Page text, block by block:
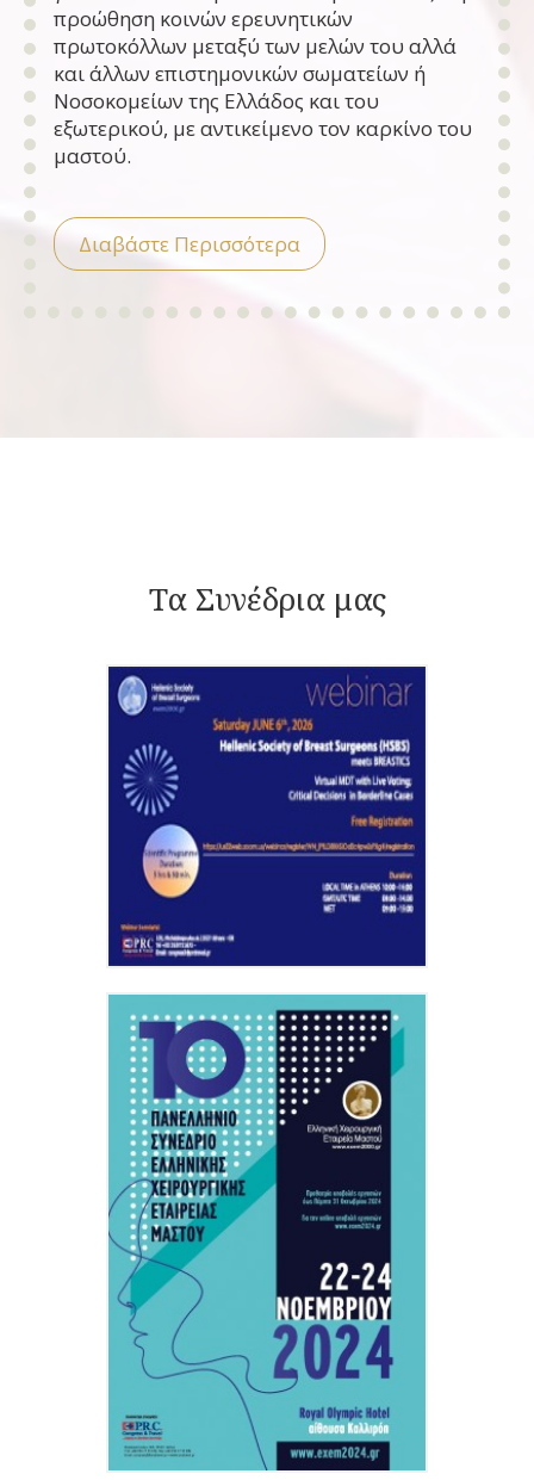
προώθηση κοινών ερευνητικών
πρωτοκόλλων μεταξύ των μελών του αλλά
και άλλων επιστημονικών σωματείων ή
Νοσοκομείων της Ελλάδος και του
εξωτερικού, με αντικείμενο τον καρκίνο του
μαστού.
Διαβάστε Περισσότερα
Τα Συνέδρια μας